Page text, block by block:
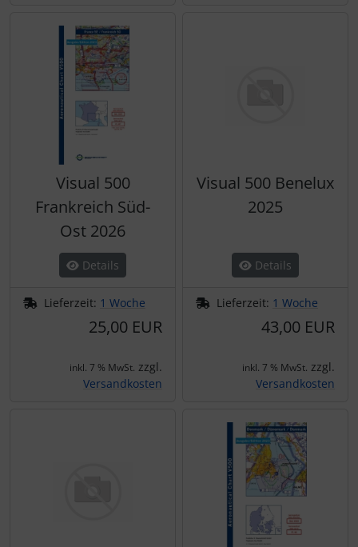
Visual 500
Frankreich Süd-
Ost 2026
Details
Lieferzeit: 1 Woche
25,00 EUR
inkl. 7 % MwSt. zzgl.
Versandkosten
Visual 500 Benelux
2025
Details
Lieferzeit: 1 Woche
43,00 EUR
inkl. 7 % MwSt. zzgl.
Versandkosten